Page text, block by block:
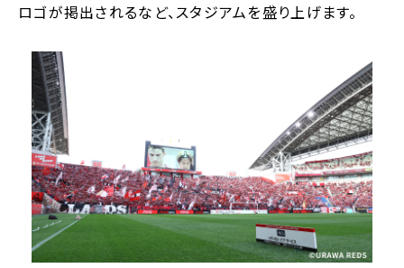
ロゴが掲出されるなど、スタジアムを盛り上げます。